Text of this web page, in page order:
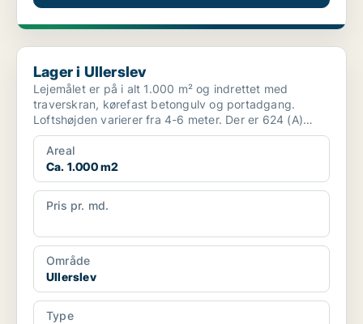
Lager i Ullerslev
Lager i Ullerslev
Lejemålet er på i alt 1.000 m² og indrettet med
traverskran, kørefast betongulv og portadgang.
Loftshøjden varierer fra 4-6 meter. Der er 624 (A)
tilgængelig...
Areal
Ca. 1.000 m2
Pris pr. md.
Område
Ullerslev
Type